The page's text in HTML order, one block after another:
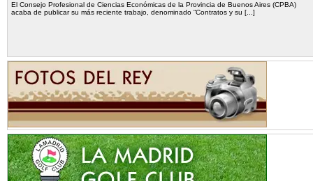
El Consejo Profesional de Ciencias Económicas de la Provincia de Buenos Aires (CPBA)
acaba de publicar su más reciente trabajo, denominado “Contratos y su [...]